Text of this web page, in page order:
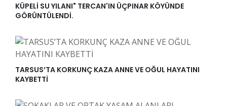
KÜPELİ SU YILANI" TERCAN'IN ÜÇPINAR KÖYÜNDE
GÖRÜNTÜLENDİ.
TARSUS’TA KORKUNÇ KAZA ANNE VE OĞUL HAYATINI
KAYBETTİ